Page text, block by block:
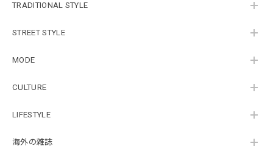
TRADITIONAL STYLE
STREET STYLE
MODE
CULTURE
LIFESTYLE
海外の雑誌